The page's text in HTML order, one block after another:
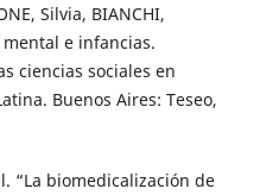
Silvia, BIANCHI,
e infancias.
ciencias sociales en
Buenos Aires: Teseo,
“La biomedicalización de